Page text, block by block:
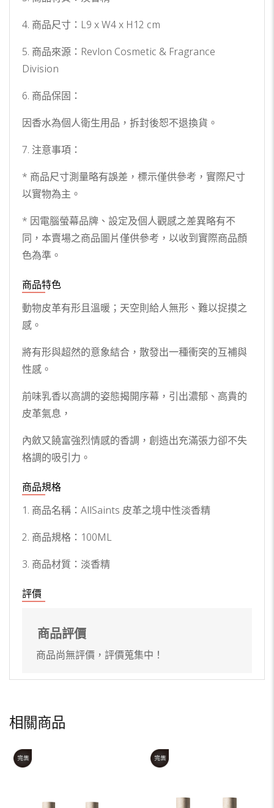
4. 商品尺寸：L9 x W4 x H12 cm
5. 商品來源：Revlon Cosmetic & Fragrance
Division
6. 商品保固：
因香水為個人衛生用品，拆封後恕不退換貨。
7. 注意事項：
* 商品尺寸測量略有誤差，標示僅供參考，實際尺寸
以實物為主。
* 因電腦螢幕品牌、設定及個人觀感之差異略有不
同，本賣場之商品圖片僅供參考，以收到實際商品顏
色為準。
商品特色
動物皮革有形且溫暖；天空則給人無形、難以捉摸之
感。
將有形與超然的意象結合，散發出一種衝突的互補與
性感。
前味乳香以高調的姿態揭開序幕，引出濃郁、高貴的
皮革氣息，
內斂又饒富強烈情感的香調，創造出充滿張力卻不失
格調的吸引力。
商品規格
1. 商品名稱：AllSaints 皮革之境中性淡香精
2. 商品規格：100ML
3. 商品材質：淡香精
評價
商品評價
商品尚無評價，評價蒐集中！
相關商品